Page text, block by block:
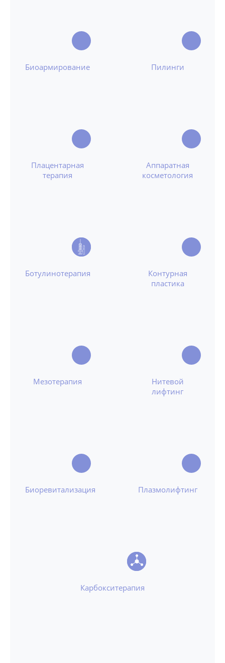
Биоармирование Пилинги
Плацентарная
терапия
Аппаратная
косметология
Ботулинотерапия
Контурная
пластика
Мезотерапия
Нитевой
лифтинг
Биоревитализация Плазмолифтинг
Карбокситерапия